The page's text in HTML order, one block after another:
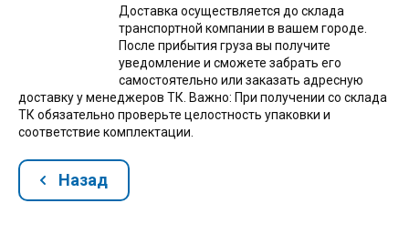
Доставка осуществляется до склада
транспортной компании в вашем городе.
После прибытия груза вы получите
уведомление и сможете забрать его
самостоятельно или заказать адресную
доставку у менеджеров ТК. Важно: При получении со склада
ТК обязательно проверьте целостность упаковки и
соответствие комплектации.
Назад